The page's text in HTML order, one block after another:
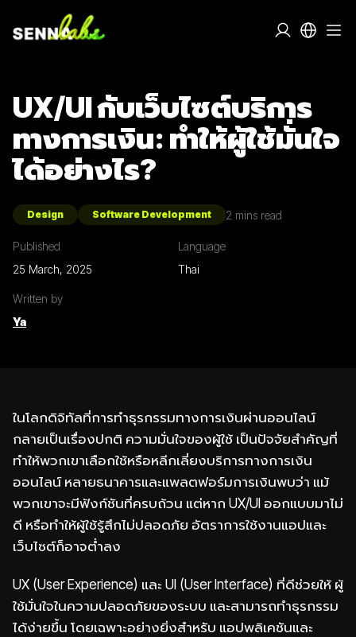
UX/UI กับเว็บไซต์บริการ
ทางการเงิน: ทำให้ผู้ใช้มั่นใจ
ได้อย่างไร?
Design Software Development 2 mins read
Published
25 March, 2025
Language
Thai
Written by
Ya
ในโลกดิจิทัลที่การทำธุรกรรมทางการเงินผ่านออนไลน์
กลายเป็นเรื่องปกติ ความมั่นใจของผู้ใช้ เป็นปัจจัยสำคัญที่
ทำให้พวกเขาเลือกใช้หรือหลีกเลี่ยงบริการทางการเงิน
ออนไลน์ หลายธนาคารและแพลตฟอร์มการเงินพบว่า แม้
พวกเขาจะมีฟังก์ชันที่ครบถ้วน แต่หาก UX/UI ออกแบบมาไม่
ดี หรือทำให้ผู้ใช้รู้สึกไม่ปลอดภัย อัตราการใช้งานแอปและ
เว็บไซต์ก็อาจต่ำลง
UX (User Experience) และ UI (User Interface) ที่ดีช่วยให้ ผู้
ใช้มั่นใจในความปลอดภัยของระบบ และสามารถทำธุรกรรม
ได้ง่ายขึ้น โดยเฉพาะอย่างยิ่งสำหรับ แอปพลิเคชันและ